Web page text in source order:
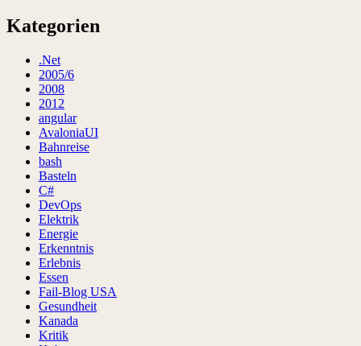
Kategorien
.Net
2005/6
2008
2012
angular
AvaloniaUI
Bahnreise
bash
Basteln
C#
DevOps
Elektrik
Energie
Erkenntnis
Erlebnis
Essen
Fail-Blog USA
Gesundheit
Kanada
Kritik